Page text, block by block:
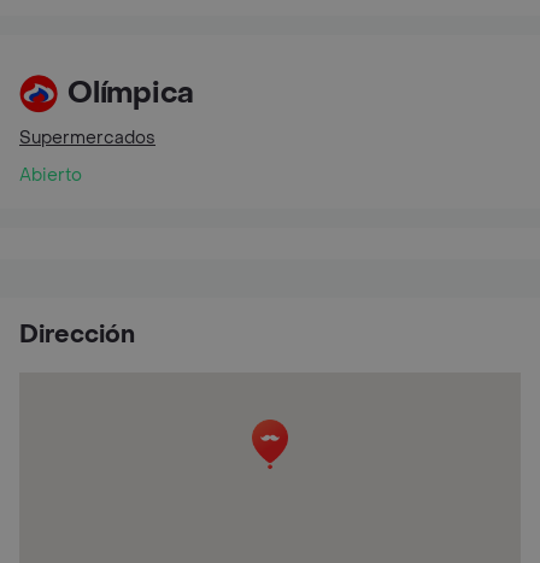
Olímpica
Supermercados
Abierto
Dirección